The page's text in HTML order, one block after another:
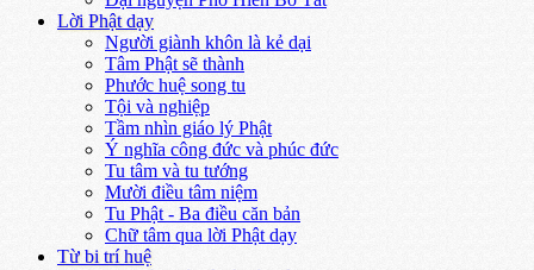
Lời Phật dạy
Người giành khôn là kẻ dại
Tâm Phật sẽ thành
Phước huệ song tu
Tội và nghiệp
Tầm nhìn giáo lý Phật
Ý nghĩa công đức và phúc đức
Tu tâm và tu tướng
Mười điều tâm niệm
Tu Phật - Ba điều căn bản
Chữ tâm qua lời Phật dạy
Từ bi trí huệ